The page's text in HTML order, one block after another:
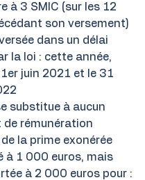
à 3 SMIC (sur les 12
son versement)
dans un délai
la loi : cette année,
juin 2021 et le 31
substitue à aucun
de rémunération
la prime exonérée
à 1 000 euros, mais
à 2 000 euros pour :